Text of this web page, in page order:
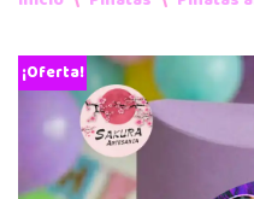
¡Oferta!